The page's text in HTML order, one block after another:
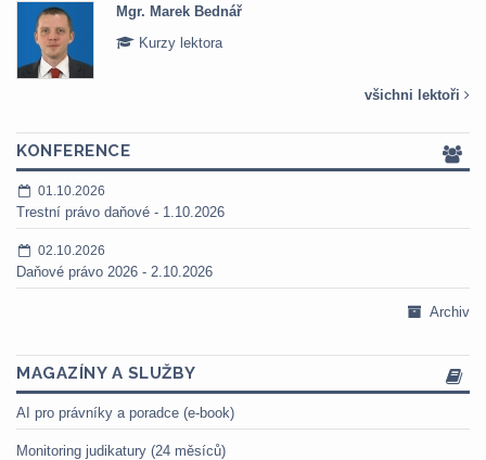
Mgr. Marek Bednář
Kurzy lektora
všichni lektoři
KONFERENCE
01.10.2026
Trestní právo daňové - 1.10.2026
02.10.2026
Daňové právo 2026 - 2.10.2026
Archiv
MAGAZÍNY A SLUŽBY
AI pro právníky a poradce (e-book)
Monitoring judikatury (24 měsíců)